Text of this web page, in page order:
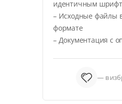
идентичным
– Исходные файлы
формате
– Документация с
— в